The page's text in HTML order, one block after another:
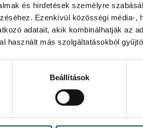
és hirdetések személyre
Ezenkívül közösségi média-
adatait, akik kombinálhatják az
használt más szolgáltatásokból
Beállítások